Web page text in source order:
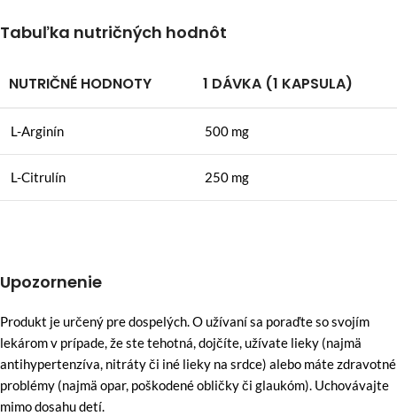
Tabuľka nutričných hodnôt
NUTRIČNÉ HODNOTY 1 DÁVKA (1 KAPSULA)
L-Arginín 500 mg
L-Citrulín 250 mg
Upozornenie
Produkt je určený pre dospelých. O užívaní sa poraďte so svojím
lekárom v prípade, že ste tehotná, dojčíte, užívate lieky (najmä
antihypertenzíva, nitráty či iné lieky na srdce) alebo máte zdravotné
problémy (najmä opar, poškodené obličky či glaukóm). Uchovávajte
mimo dosahu detí.